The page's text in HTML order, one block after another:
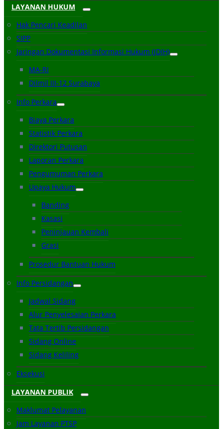
LAYANAN HUKUM
Hak Pencari Keadilan
SIPP
Jaringan Dokumentasi Informasi Hukum (JDIH)
MA-RI
Dilmil III-12 Surabaya
Info Perkara
Biaya Perkara
Statistik Perkara
Direktori Putusan
Laporan Perkara
Pengumuman Perkara
Upaya Hukum
Banding
Kasasi
Peninjauan Kembali
Grasi
Prosedur Bantuan Hukum
Info Persidangan
Jadwal Sidang
Alur Penyelesaian Perkara
Tata Tertib Persidangan
Sidang Online
Sidang Keliling
Eksekusi
LAYANAN PUBLIK
Maklumat Pelayanan
Jam Layanan PTSP